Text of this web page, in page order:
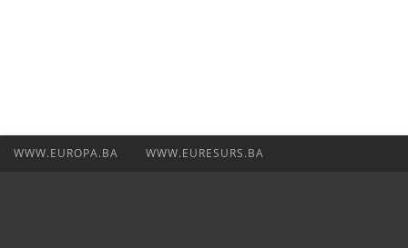
WWW.EUROPA.BA WWW.EURESURS.BA